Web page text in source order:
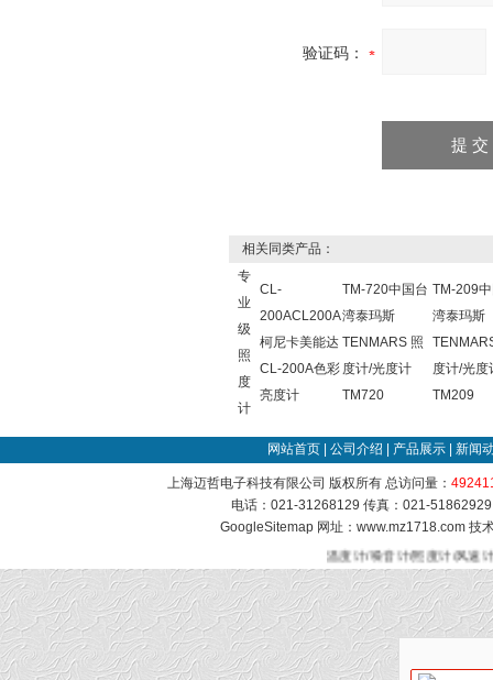
验证码：
相关同类产品：
专
业
级
照
度
计
CL-
200ACL200A
柯尼卡美能达
CL-200A色彩
亮度计
TM-720中国台
湾泰玛斯
TENMARS 照
度计/光度计
TM720
TM-209
湾泰玛斯
度计/光度
TM209
网站首页 公司介绍 产品展示 新闻
上海迈哲电子科技有限公司 版权所有 总访问量：
电话：021-31268129 传真：021-
GoogleSitemap网址：www.mz1718.com 技
温度计/噪音计/照度计/风速